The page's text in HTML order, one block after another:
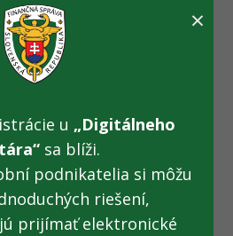
informácie o
subjektov
číslach
×
u „Digitálneho
sa blíži.
podnikatelia si môžu
riešení,
prijímať elektronické